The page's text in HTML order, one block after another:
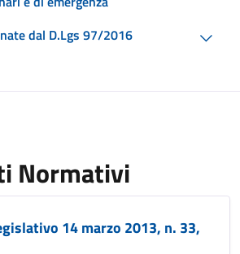
dal D.Lgs 97/2016
Normativi
14 marzo 2013, n. 33,